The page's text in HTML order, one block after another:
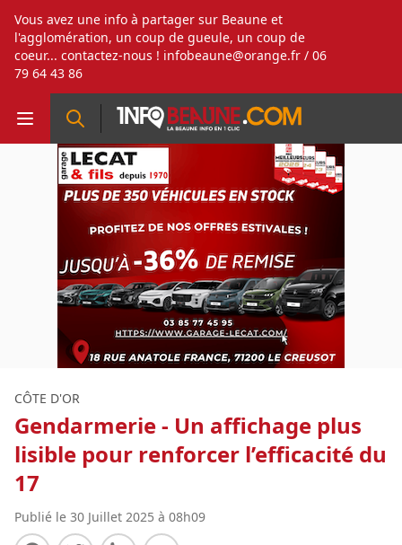
Vous avez une info à partager sur Beaune et
l'agglomération, un coup de gueule, un coup de
coeur... contactez-nous ! infobeaune@orange.fr / 06
79 64 43 86
CÔTE D'OR
Gendarmerie - Un affichage plus
lisible pour renforcer l’efficacité du
17
Publié le 30 Juillet 2025 à 08h09